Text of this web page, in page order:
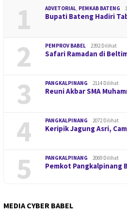
1 ADVETORIAL, PEMKAB BATENG
Bupati Bateng Hadiri
2 PEMPROV BABEL 2392 Dilihat
Safari Ramadan di
3 PANGKALPINANG 2114 Dilihat
Reuni Akbar SMA
4 PANGKALPINANG 2072 Dilihat
Keripik Jagung Asri,
5 PANGKALPINANG 2069 Dilihat
Pemkot Pangkalpinang
MEDIA CYBER BABEL